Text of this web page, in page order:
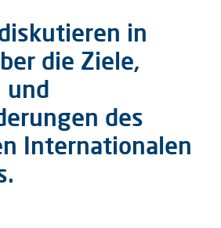
in
die Ziele,
und
des
Internationalen